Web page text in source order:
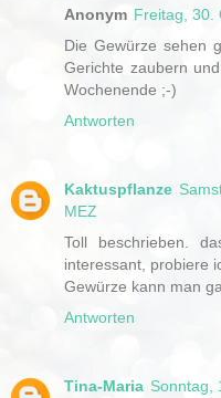
Anonym Freitag, 30.
Die Gewürze sehen
Gerichte zaubern
Wochenende ;-)
Antworten
Kaktuspflanze
MEZ
Toll beschrieben.
interessant, probiere
Gewürze kann man
Antworten
Tina-Maria Sonntag,